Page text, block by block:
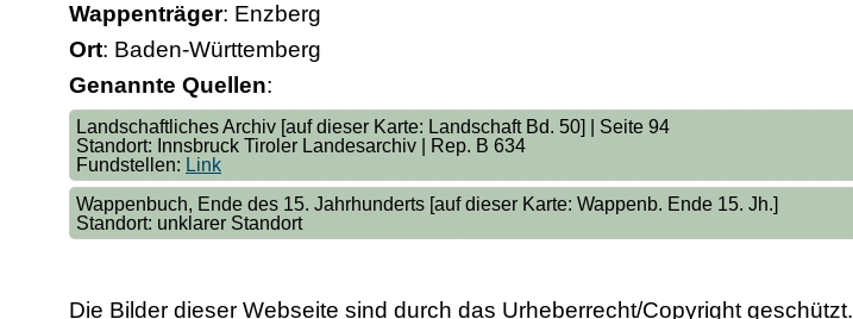
Wappenträger: Enzberg
Ort: Baden-Württemberg
Genannte Quellen:
Landschaftliches Archiv [auf dieser Karte: Landschaft Bd. 50] | Seite 94
Standort: Innsbruck Tiroler Landesarchiv | Rep. B 634
Fundstellen: Link
Wappenbuch, Ende des 15. Jahrhunderts [auf dieser Karte: Wappenb. Ende 15. Jh.]
Standort: unklarer Standort
Die Bilder dieser Webseite sind durch das Urheberrecht/Copyright geschützt.